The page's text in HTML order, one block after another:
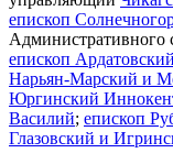
епископ
Административного
епископ
Нарьян-Марский и
Юргинский
Василий; епископ
Глазовский и